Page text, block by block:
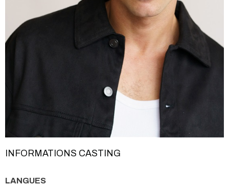
INFORMATIONS CASTING
LANGUES